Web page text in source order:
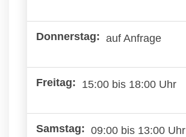
auf Anfrage
15:00 bis 18:00 Uhr
09:00 bis 13:00 Uhr